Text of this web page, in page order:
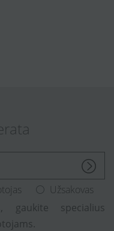
Užsakovas
gaukite specialius